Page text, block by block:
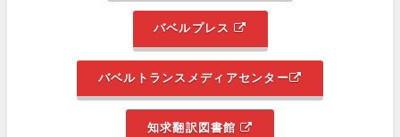
バベルプレス
バベルトランスメディアセンター
知求翻訳図書館